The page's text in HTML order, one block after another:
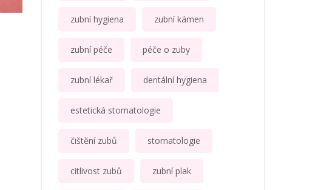
zubní hygiena zubní kámen
zubní péče péče o zuby
zubní lékař dentální hygiena
estetická stomatologie
čištění zubů stomatologie
citlivost zubů zubní plak